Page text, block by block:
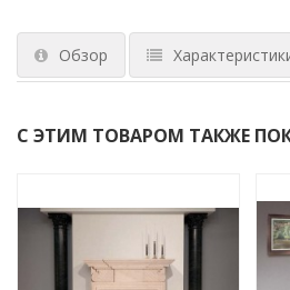
Обзор
С ЭТИМ ТОВАРОМ ТАКЖЕ